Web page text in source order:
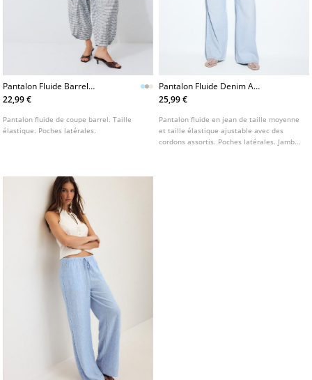
Pantalon Fluide Barrel
L01209641
22,99 €
Pantalon fluide de coupe barrel. Taille
élastique. Poches latérales.
Pantalon Fluide Denim A
Cordon
25,99 €
Pantalon fluide en jean de taille moyenne
et taille élastique ajustable avec des
cordons assortis. Poches latérales. Jambe